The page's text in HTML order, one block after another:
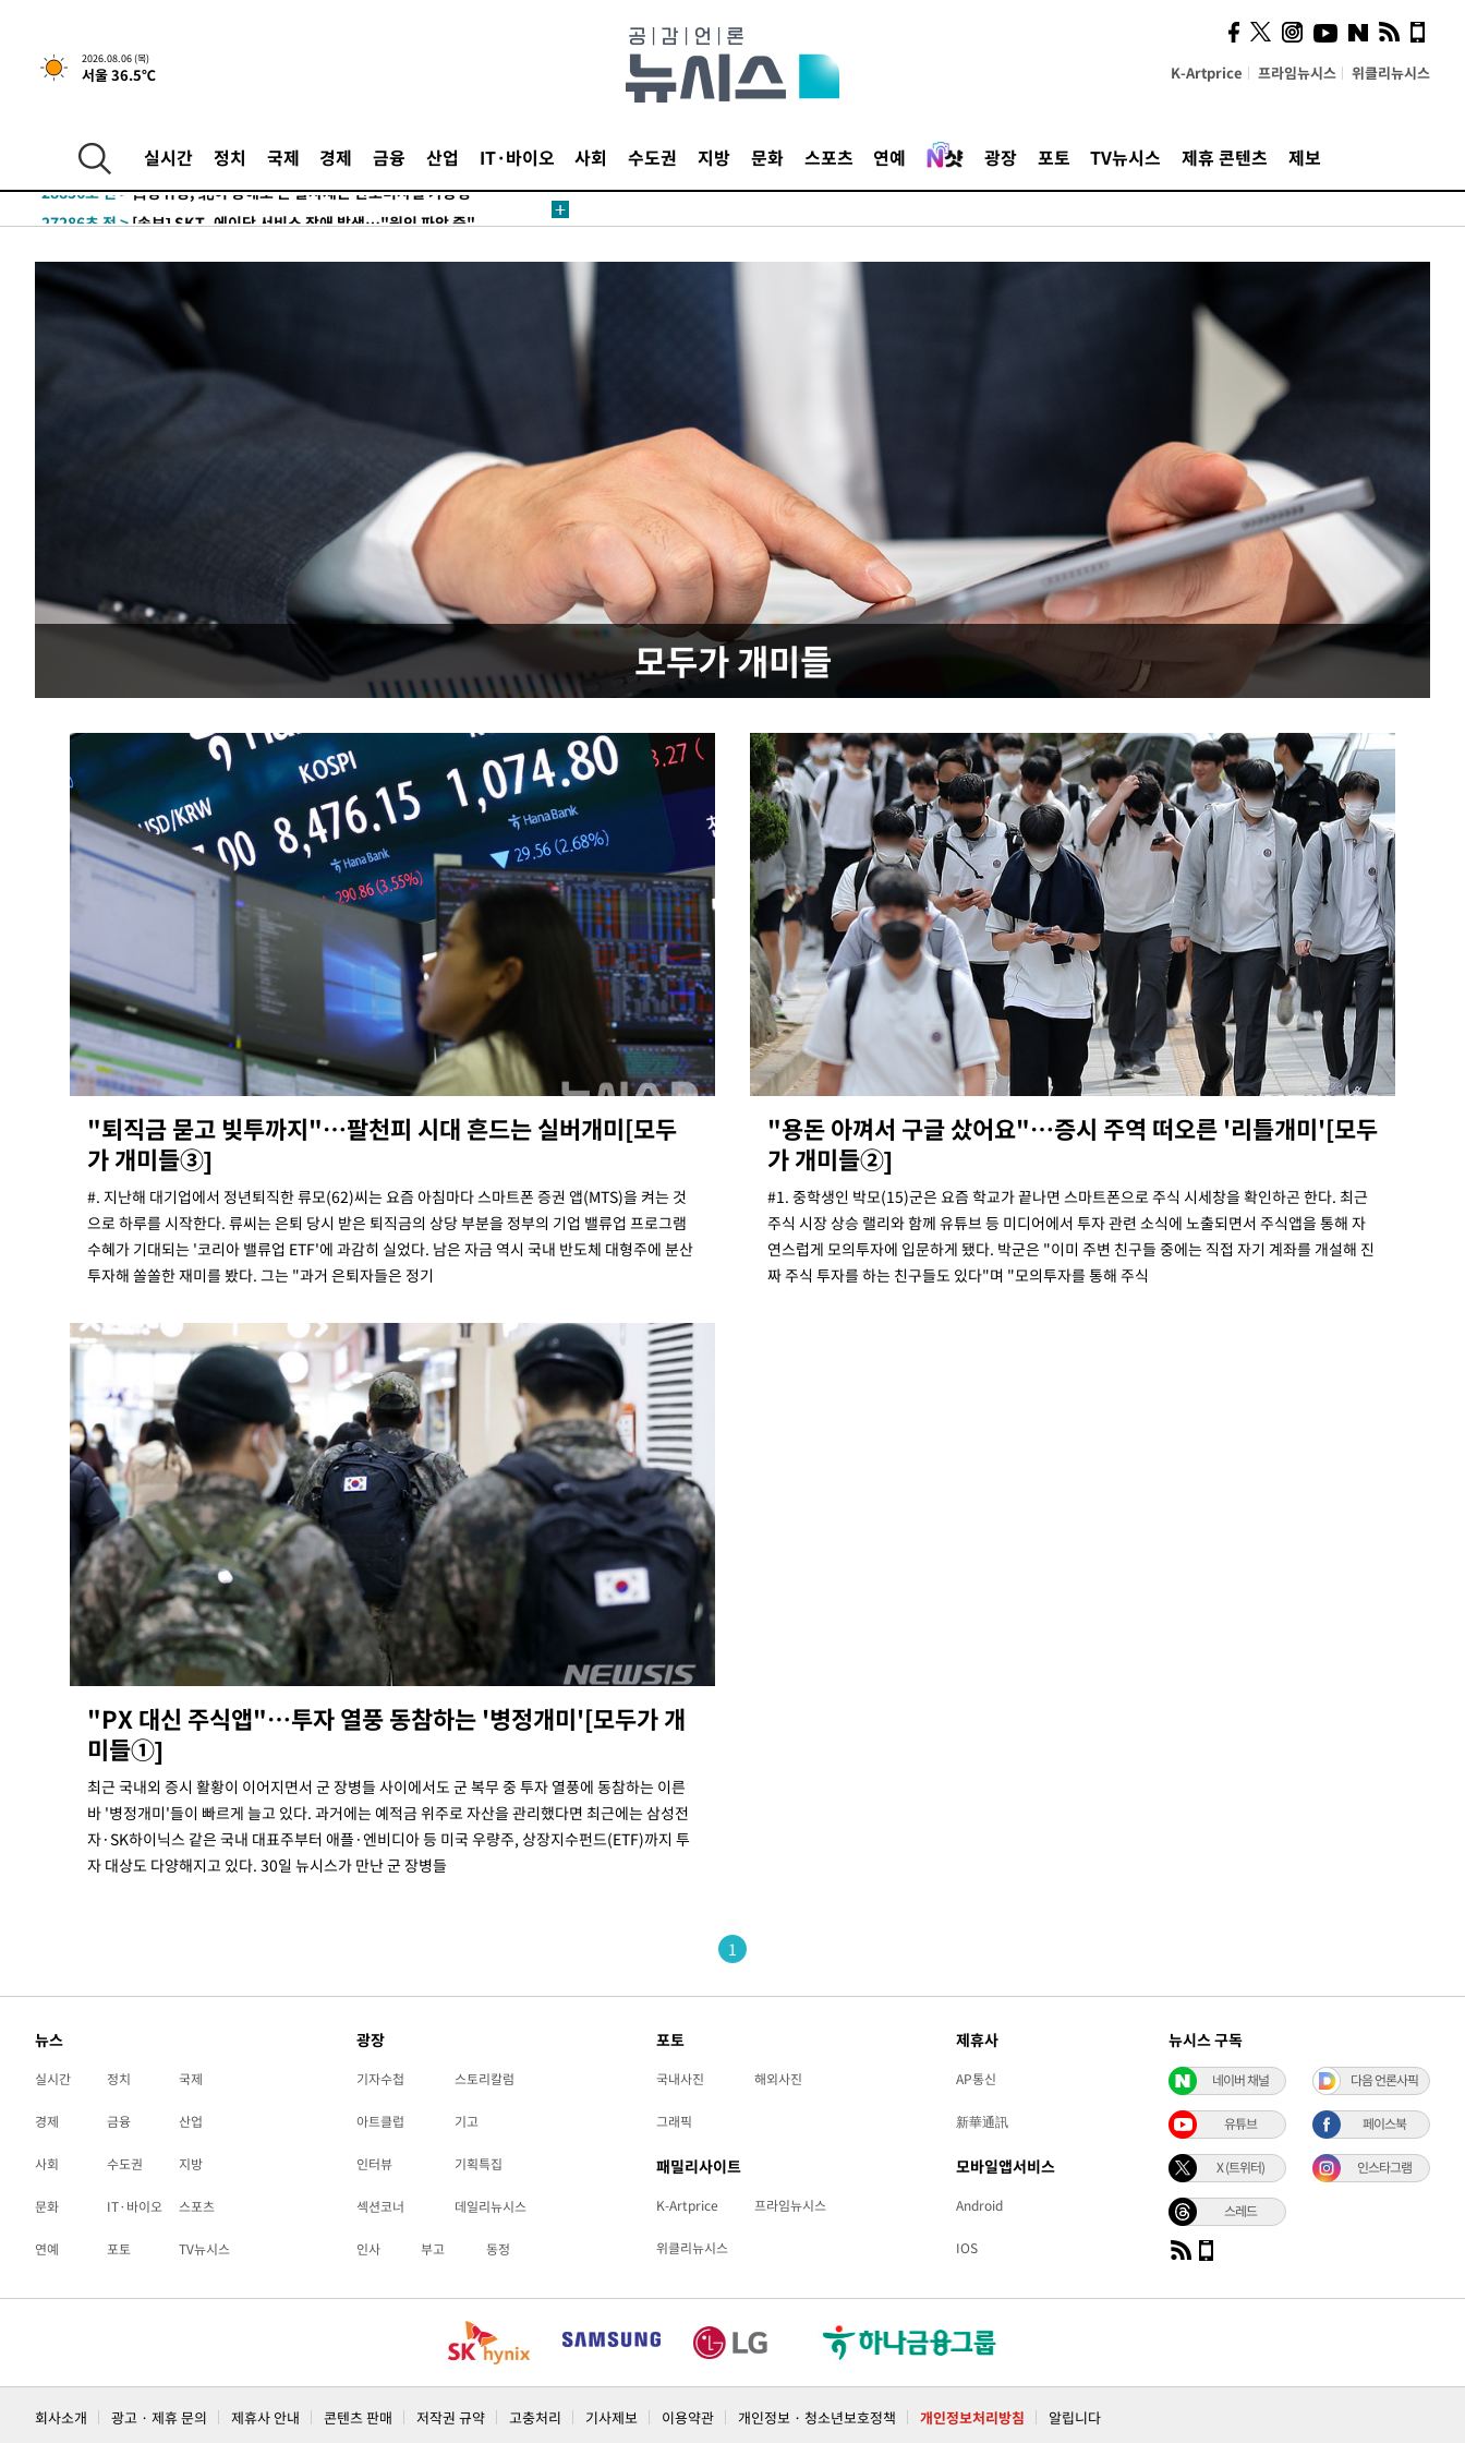
2026.08.06 (목)
서울 36.5℃ K-Artprice 프라임뉴시스 위클리뉴시스
실시간 정치 국제 경제 금융 산업 IT·바이오 사회 수도권 지방 문화 스포츠 연예 광장 포토 TV뉴시스 제휴 콘텐츠 제보
-29108초 전 >
[속보]합참 "北 발사체는 단거리탄도미사일…감시·경계태세 강
-28856초 전 >
-26088초 전 >
-26047초 전 > [속보]7~9일 프로야구 3연전도 폭염 취소…11일 재개
-25709초 전 >"韓 외환시장 개입 관측 배경엔 美의 대한국 무역적자 있어"
'월드컵 탈락 후폭풍' 축구협회…초유의 압수수색에 '충격·당황'
서울 낮 37.9도, 올여름 최고치 경신…영등포 순간 '40도'
[속보]종합특검, 대검 추가 압수수색…내란 중요임무종사 혐의
[속보]코스닥, 800p 회복…0.26% 오른 801.67 마감
[속보]코스피, 301.88포인트(4.58%) 내린 6296.38 마감
[속보]원·달러 환율, 0.7원 내린 1423.8원 마감
"여기 떨어졌다"…다누리, 스페이스X 로켓 달 충돌 흔적 포착
손흥민, 5경기 연속골 실패…LAFC는 승부차기 끝 과달라하라 격파
-8073초 전 >내일까지 39도 '펄펄'…기상청 "태풍 지나며 폭염 잠시 꺾인다"
트럼프, 한국계 진보 주지사 후보 맹공…"공산주의가 최대 위협"
"美간섭에 합의 지연"…트럼프, '이란 호르무즈 통제권' 수용할까
-4208초 전 >[속보]산업장관 "李정부, 원전 반대 안해…안정 전력 위해 불가피"
-2905초 전 >[속보]경찰, '홍명보 선임 논란' 대한축구협회·축구회관 등 압수수색
-29108초 전 > [속보]합참 "北 발사체는 단거리탄도미사일…감시·경계태세 강
-28856초 전 >
日방위성, 北이 동해로 쏜 발사체는 탄도미사일 가능성
-27286초 전 >[속보] SKT, 에이닷 서비스 장애 발생…"원인 파악 중"
-26692초 전 >[속보]합참 "북, 동해상으로 미상 발사체 발사"
-26088초 전 >
'낮 최고 39도' 불볕더위…한밤 열대야도 계속[내일날씨]
[속보]7~9일 프로야구 3연전도 폭염 취소…11일 재개
"韓 외환시장 개입 관측 배경엔 美의 대한국 무역적자 있어"
-25536초 전 >
'월드컵 탈락 후폭풍' 축구협회…초유의 압수수색에 '충격·당황'
-25376초 전 >서울 낮 37.9도, 올여름 최고치 경신…영등포 순간 '40도'
-24938초 전 >[속보]종합특검, 대검 추가 압수수색…내란 중요임무종사 혐의
-21033초 전 >[속보]코스닥, 800p 회복…0.26% 오른 801.67 마감
-20963초 전 >[속보]코스피, 301.88포인트(4.58%) 내린 6296.38 마감
-20828초 전 >[속보]원·달러 환율, 0.7원 내린 1423.8원 마감
-18427초 전 >"여기 떨어졌다"…다누리, 스페이스X 로켓 달 충돌 흔적 포착
-15472초 전 >손흥민, 5경기 연속골 실패…LAFC는 승부차기 끝 과달라하라 격파
-8073초 전 >내일까지 39도 '펄펄'…기상청 "태풍 지나며 폭염 잠시 꺾인다"
-7710초 전 >트럼프, 한국계 진보 주지사 후보 맹공…"공산주의가 최대 위협"
-7688초 전 >"美간섭에 합의 지연"…트럼프, '이란 호르무즈 통제권' 수용할까
-2905초 전 >[속보]경찰, '홍명보 선임 논란' 대한축구협회·축구회관 등 압수수색
모두가 개미들
"퇴직금 묻고 빚투까지"…팔천피 시대 흔드는 실버개미[모두
가 개미들③]
#. 지난해 대기업에서 정년퇴직한 류모(62)씨는 요즘 아침마다 스마트폰 증권 앱(MTS)을 켜는 것
으로 하루를 시작한다. 류씨는 은퇴 당시 받은 퇴직금의 상당 부분을 정부의 기업 밸류업 프로그램
수혜가 기대되는 '코리아 밸류업 ETF'에 과감히 실었다. 남은 자금 역시 국내 반도체 대형주에 분산
투자해 쏠쏠한 재미를 봤다. 그는 "과거 은퇴자들은 정기
"용돈 아껴서 구글 샀어요"…증시 주역 떠오른 '리틀개미'[모두
가 개미들②]
#1. 중학생인 박모(15)군은 요즘 학교가 끝나면 스마트폰으로 주식 시세창을 확인하곤 한다. 최근
주식 시장 상승 랠리와 함께 유튜브 등 미디어에서 투자 관련 소식에 노출되면서 주식앱을 통해 자
연스럽게 모의투자에 입문하게 됐다. 박군은 "이미 주변 친구들 중에는 직접 자기 계좌를 개설해 진
짜 주식 투자를 하는 친구들도 있다"며 "모의투자를 통해 주식
"PX 대신 주식앱"…투자 열풍 동참하는 '병정개미'[모두가 개
미들①]
최근 국내외 증시 활황이 이어지면서 군 장병들 사이에서도 군 복무 중 투자 열풍에 동참하는 이른
바 '병정개미'들이 빠르게 늘고 있다. 과거에는 예적금 위주로 자산을 관리했다면 최근에는 삼성전
자·SK하이닉스 같은 국내 대표주부터 애플·엔비디아 등 미국 우량주, 상장지수펀드(ETF)까지 투
자 대상도 다양해지고 있다. 30일 뉴시스가 만난 군 장병들
1
뉴스
실시간 정치 국제
경제 금융 산업
사회 수도권 지방
문화 IT·바이오 스포츠
연예 포토 TV뉴시스
광장
기자수첩 스토리칼럼
아트클럽 기고
인터뷰 기획특집
섹션코너 데일리뉴시스
인사 부고 동정
포토
국내사진 해외사진
그래픽
패밀리사이트
K-Artprice 프라임뉴시스
위클리뉴시스
제휴사
AP통신
新華通訊
모바일앱서비스
Android
IOS
뉴시스 구독
네이버 채널 다음 언론사픽
유튜브 페이스북
X (트위터) 인스타그램
스레드
회사소개 광고 · 제휴 문의 제휴사 안내 콘텐츠 판매 저작권 규약 고충처리 기사제보 이용약관 개인정보 · 청소년보호정책 개인정보처리방침 알립니다